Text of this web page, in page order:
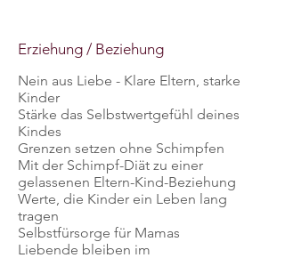
Erziehung / Beziehung
Nein aus Liebe - Klare Eltern, starke
Kinder
Stärke das Selbstwertgefühl deines
Kindes
Grenzen setzen ohne Schimpfen
Mit der Schimpf-Diät zu einer
gelassenen Eltern-Kind-Beziehung
Werte, die Kinder ein Leben lang
tragen
Selbstfürsorge für Mamas
Liebende bleiben im